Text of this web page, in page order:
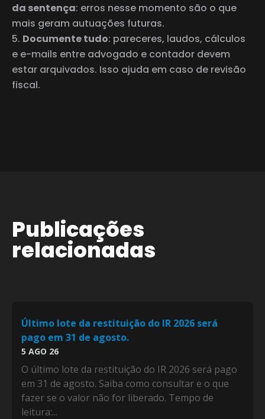
da sentença: erros nesse momento são o que
mais geram autuações futuras.
Documente tudo: pareceres, laudos, cálculos
e e-mails entre advogado e contador devem
estar arquivados. Isso ajuda em caso de revisão
fiscal.
Publicações
relacionadas
Último lote da restituição do IR 2026 será
pago em 31 de agosto.
5 AGO 26
O último lote da restituição do IR 2026 será pago
em 31 de agosto. Saiba como consultar e o que
fazer se o valor não for liberado. Tempo de
leitura:...